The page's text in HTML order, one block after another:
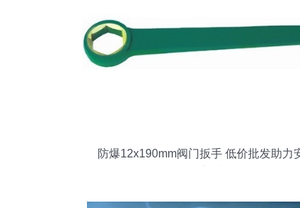
防爆12x190mm阀门扳手 低价批发助力